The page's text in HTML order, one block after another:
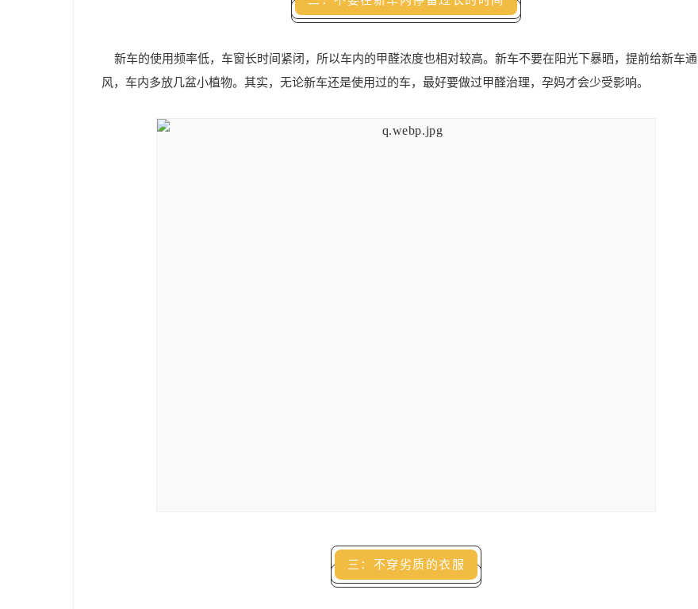
新车的使用频率低，车窗长时间紧闭，所以车内的甲醛浓度也相对较高。新车不要在阳光下暴晒，提前给新车通
风，车内多放几盆小植物。其实，无论新车还是使用过的车，最好要做过甲醛治理，孕妈才会少受影响。
三：不穿劣质的衣服